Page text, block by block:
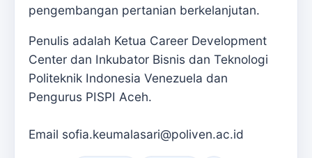
pengembangan pertanian berkelanjutan.
Penulis adalah Ketua Career Development
Center dan Inkubator Bisnis dan Teknologi
Politeknik Indonesia Venezuela dan
Pengurus PISPI Aceh.
Email sofia.keumalasari@poliven.ac.id